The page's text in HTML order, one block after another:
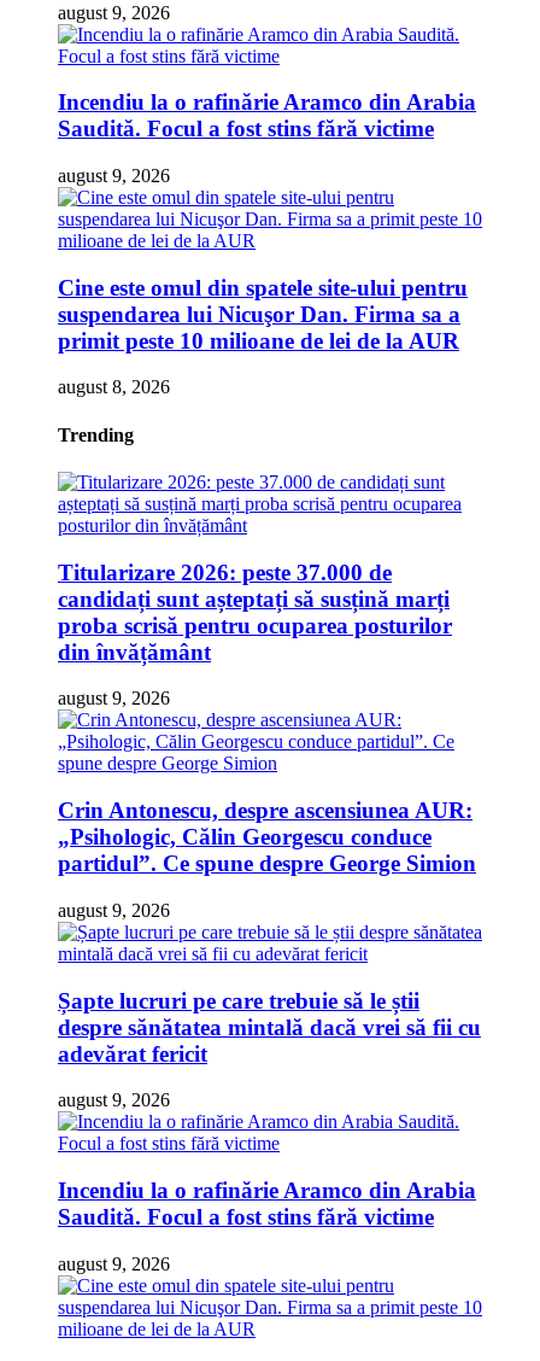
august 9, 2026
Incendiu la o rafinărie Aramco din Arabia
Saudită. Focul a fost stins fără victime
august 9, 2026
Cine este omul din spatele site-ului pentru
suspendarea lui Nicuşor Dan. Firma sa a
primit peste 10 milioane de lei de la AUR
august 8, 2026
Trending
Titularizare 2026: peste 37.000 de
candidați sunt așteptați să susțină marți
proba scrisă pentru ocuparea posturilor
din învățământ
august 9, 2026
Crin Antonescu, despre ascensiunea AUR:
„Psihologic, Călin Georgescu conduce
partidul”. Ce spune despre George Simion
august 9, 2026
Șapte lucruri pe care trebuie să le știi
despre sănătatea mintală dacă vrei să fii cu
adevărat fericit
august 9, 2026
Incendiu la o rafinărie Aramco din Arabia
Saudită. Focul a fost stins fără victime
august 9, 2026